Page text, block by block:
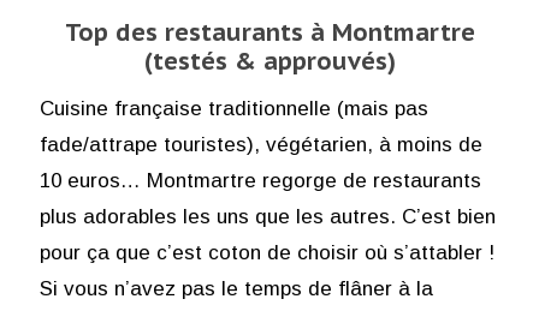
Top des restaurants à Montmartre
(testés & approuvés)
Cuisine française traditionnelle (mais pas
fade/attrape touristes), végétarien, à moins de
10 euros… Montmartre regorge de restaurants
plus adorables les uns que les autres. C’est bien
pour ça que c’est coton de choisir où s’attabler !
Si vous n’avez pas le temps de flâner à la